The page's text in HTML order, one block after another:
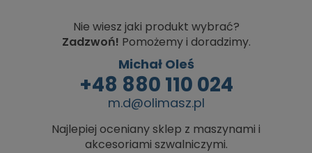
Nie wiesz jaki produkt wybrać?
Zadzwoń! Pomożemy i doradzimy.
Michał Oleś
+48 880 110 024
m.d@olimasz.pl
Najlepiej oceniany sklep z maszynami i
akcesoriami szwalniczymi.